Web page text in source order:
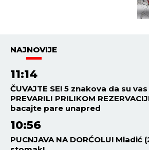
NAJNOVIJE
11:14
ČUVAJTE SE! 5 znakova da su
PREVARILI PRILIKOM
bacajte pare unapred
10:56
PUCNJAVA NA DORĆOLU! Mladić